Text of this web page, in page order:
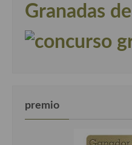
Granadas
premio